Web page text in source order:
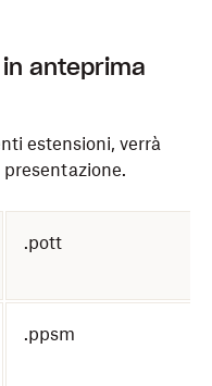
anteprima
estensioni, verrà
.pott
.ppsm